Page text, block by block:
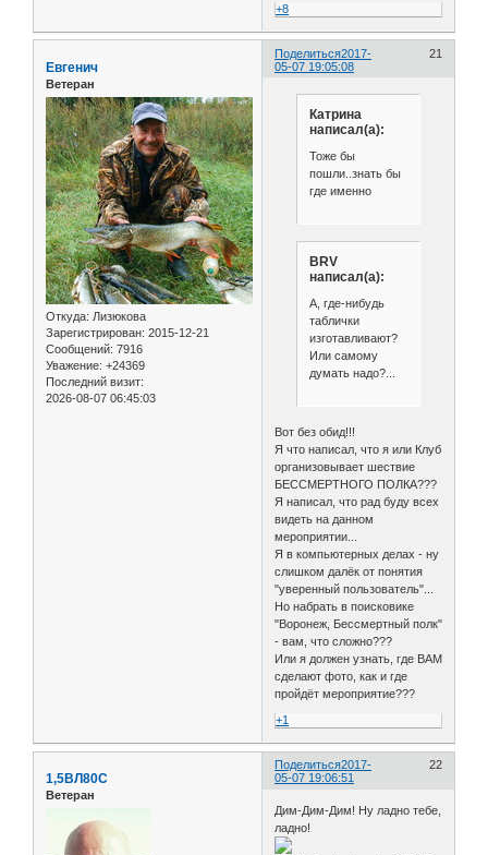
+8
Поделиться 21
2017-
05-07 19:05:08
Евгенич
Ветеран
Откуда: Лизюкова
Зарегистрирован: 2015-12-21
Сообщений: 7916
Уважение: +24369
Последний визит:
2026-08-07 06:45:03
Катрина
написал(а):
Тоже бы
пошли..знать бы
где именно
BRV
написал(а):
А, где-нибудь
таблички
изготавливают?
Или самому
думать надо?...
Вот без обид!!!
Я что написал, что я или Клуб
организовывает шествие
БЕССМЕРТНОГО ПОЛКА???
Я написал, что рад буду всех
видеть на данном
мероприятии...
Я в компьютерных делах - ну
слишком далёк от понятия
"уверенный пользователь"...
Но набрать в поисковике
"Воронеж, Бессмертный полк"
- вам, что сложно???
Или я должен узнать, где ВАМ
сделают фото, как и где
пройдёт мероприятие???
+1
Поделиться 22
2017-
05-07 19:06:51
1,5ВЛ80С
Ветеран
Дим-Дим-Дим! Ну ладно тебе,
ладно!